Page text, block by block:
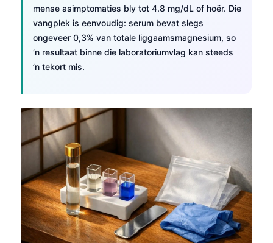
mense asimptomaties bly tot 4.8 mg/dL of hoër. Die
vangplek is eenvoudig: serum bevat slegs
ongeveer 0,3% van totale liggaamsmagnesium, so
’n resultaat binne die laboratoriumvlag kan steeds
’n tekort mis.